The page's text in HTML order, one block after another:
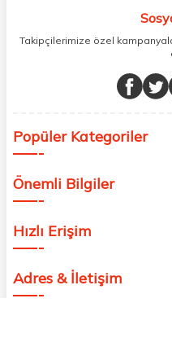
Takipçilerimize özel
Popüler Kategoriler
Önemli Bilgiler
Hızlı Erişim
Adres & İletişim